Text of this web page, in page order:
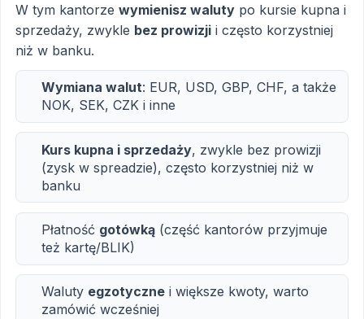
W tym kantorze wymienisz waluty po kursie kupna i
sprzedaży, zwykle bez prowizji i często korzystniej
niż w banku.
Wymiana walut: EUR, USD, GBP, CHF, a także
NOK, SEK, CZK i inne
Kurs kupna i sprzedaży, zwykle bez prowizji
(zysk w spreadzie), często korzystniej niż w
banku
Płatność gotówką (część kantorów przyjmuje
też kartę/BLIK)
Waluty egzotyczne i większe kwoty, warto
zamówić wcześniej